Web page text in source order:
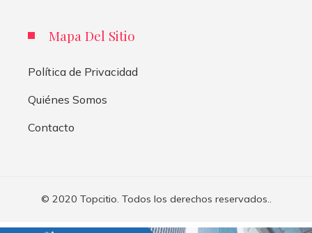
Mapa Del Sitio
Política de Privacidad
Quiénes Somos
Contacto
© 2020 Topcitio. Todos los derechos reservados..